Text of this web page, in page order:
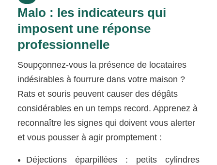
Malo : les indicateurs qui
imposent une réponse
professionnelle
Soupçonnez-vous la présence de locataires
indésirables à fourrure dans votre maison ?
Rats et souris peuvent causer des dégâts
considérables en un temps record. Apprenez à
reconnaître les signes qui doivent vous alerter
et vous pousser à agir promptement :
Déjections éparpillées : petits cylindres